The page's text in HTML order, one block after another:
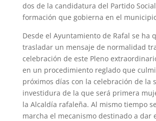
dos de la candidatura del Partido
formación que gobierna en el
Desde el Ayuntamiento de Rafal se ha
trasladar un mensaje de normalidad
celebración de este Pleno
en un procedimiento reglado que
próximos días con la celebración de la
investidura de la que será primera
la Alcaldía rafaleña. Al mismo tiempo
marcha el mecanismo destinado a dar